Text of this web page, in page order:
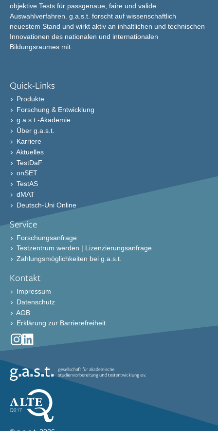
objektive Tests für passgenaue, faire und valide
Auswahlverfahren. g.a.s.t. forscht auf wissenschaftlich
neuestem Stand und wirkt aktiv an inhaltlichen und technischen
Innovationen des nationalen und internationalen
Bildungsraumes mit.
Quick-Links
Produkte
Forschung & Entwicklung
g.a.s.t.-Akademie
Über g.a.s.t.
Karriere
Aktuelles
TestDaF
onSET
TestAS
dMAT
Deutsch-Uni Online
Service
Forschungsanfrage
Testzentrum werden | Lizenzierungsanfrage
Zahlungsmöglichkeiten bei g.a.s.t.
Kontakt
Impressum
Datenschutz
AGB
Erklärung zur Barrierefreiheit